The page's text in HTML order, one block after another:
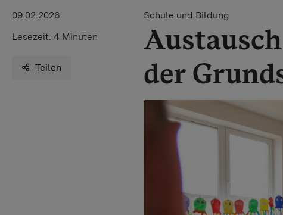
09.02.2026
Lesezeit: 4 Minuten
Teilen
Schule und Bildung
der